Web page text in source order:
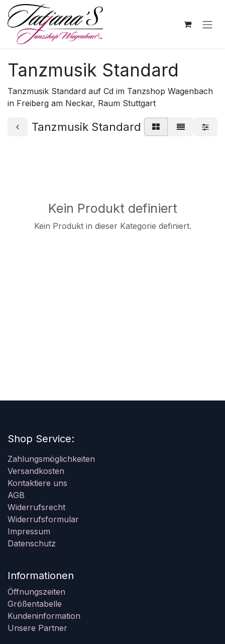
Zum Inhalt springen
Tanzmusik Standard
Tanzmusik Standard auf Cd im Tanzshop Wagenbach
in Freiberg am Neckar, Raum Stuttgart
Tanzmusik Standard
Kein Produkt definiert
Kein Produkt in dieser Kategorie definiert.
Shop Service:
Zahlungsmöglichkeiten
Versandkosten
Kontaktiere uns
AGB
Widerrufsrecht
Widerrufsformular
Impressum
Datenschutz
Informationen
Öffnungszeiten
Größentabelle
Kundeninformation
Unsere Partner